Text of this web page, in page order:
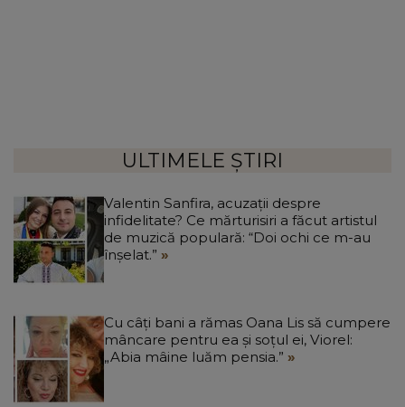
ULTIMELE ȘTIRI
Valentin Sanfira, acuzații despre
infidelitate? Ce mărturisiri a făcut artistul
de muzică populară: “Doi ochi ce m-au
înșelat.”
Cu câți bani a rămas Oana Lis să cumpere
mâncare pentru ea și soțul ei, Viorel:
„Abia mâine luăm pensia.”